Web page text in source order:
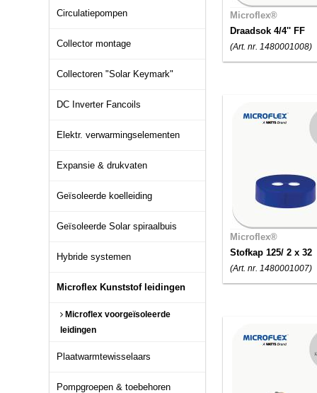
Circulatiepompen
Collector montage
Collectoren "Solar Keymark"
DC Inverter Fancoils
Elektr. verwarmingselementen
Expansie & drukvaten
Geïsoleerde koelleiding
Geïsoleerde Solar spiraalbuis
Hybride systemen
Microflex Kunststof leidingen
Microflex voorgeïsoleerde
leidingen
Plaatwarmtewisselaars
Pompgroepen & toebehoren
Microflex®
Draadsok 4/4'' FF
(Art. nr. 1480001008)
Microflex®
Stofkap 125/ 2 x 32
(Art. nr. 1480001007)